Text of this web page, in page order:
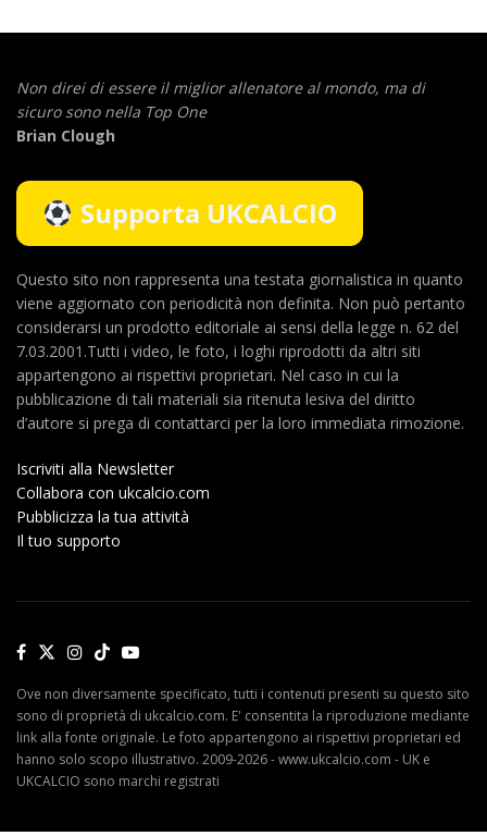
Non direi di essere il miglior allenatore al mondo, ma di
sicuro sono nella Top One
Brian Clough
Supporta UKCALCIO
Questo sito non rappresenta una testata giornalistica in quanto
viene aggiornato con periodicità non definita. Non può pertanto
considerarsi un prodotto editoriale ai sensi della legge n. 62 del
7.03.2001.Tutti i video, le foto, i loghi riprodotti da altri siti
appartengono ai rispettivi proprietari. Nel caso in cui la
pubblicazione di tali materiali sia ritenuta lesiva del diritto
d’autore si prega di contattarci per la loro immediata rimozione.
Iscriviti alla Newsletter
Collabora con ukcalcio.com
Pubblicizza la tua attività
Il tuo supporto
Ove non diversamente specificato, tutti i contenuti presenti su questo sito
sono di proprietà di ukcalcio.com. E' consentita la riproduzione mediante
link alla fonte originale. Le foto appartengono ai rispettivi proprietari ed
hanno solo scopo illustrativo. 2009-2026 - www.ukcalcio.com - UK e
UKCALCIO sono marchi registrati